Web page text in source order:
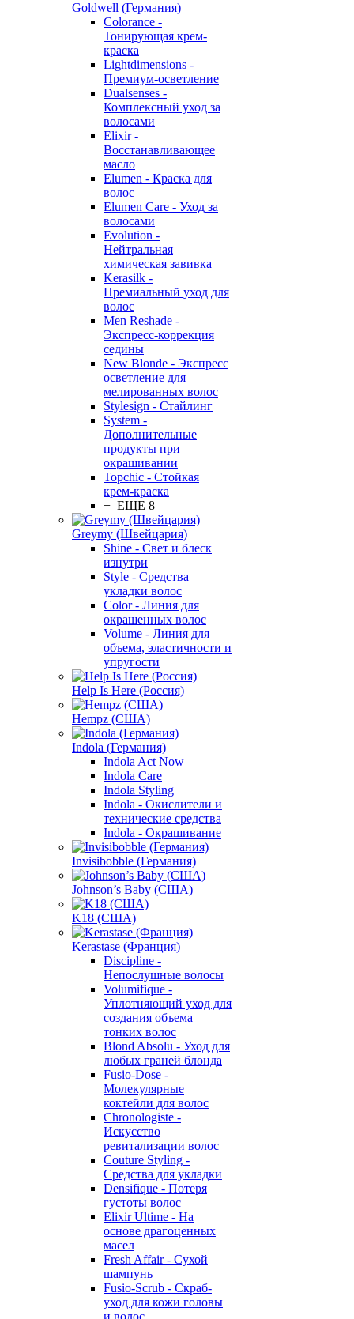
Goldwell (Германия)
Colorance -
Тонирующая крем-
краска
Lightdimensions -
Премиум-осветление
Dualsenses -
Комплексный уход за
волосами
Elixir -
Восстанавливающее
масло
Elumen - Краска для
волос
Elumen Care - Уход за
волосами
Evolution -
Нейтральная
химическая завивка
Kerasilk -
Премиальный уход для
волос
Men Reshade -
Экспресс-коррекция
седины
New Blonde - Экспресс
осветление для
мелированных волос
Stylesign - Стайлинг
System -
Дополнительные
продукты при
окрашивании
Topchic - Стойкая
крем-краска
+ ЕЩЕ 8
Greymy (Швейцария)
Shine - Свет и блеск
изнутри
Style - Средства
укладки волос
Color - Линия для
окрашенных волос
Volume - Линия для
объема, эластичности и
упругости
Help Is Here (Россия)
Hempz (США)
Indola (Германия)
Indola Act Now
Indola Care
Indola Styling
Indola - Окислители и
технические средства
Indola - Окрашивание
Invisibobble (Германия)
Johnson’s Baby (США)
K18 (США)
Kerastase (Франция)
Discipline -
Непослушные волосы
Volumifique -
Уплотняющий уход для
создания объема
тонких волос
Blond Absolu - Уход для
любых граней блонда
Fusio-Dose -
Молекулярные
коктейли для волос
Chronologiste -
Искусство
ревитализации волос
Couture Styling -
Средства для укладки
Densifique - Потеря
густоты волос
Elixir Ultime - На
основе драгоценных
масел
Fresh Affair - Сухой
шампунь
Fusio-Scrub - Скраб-
уход для кожи головы
и волос